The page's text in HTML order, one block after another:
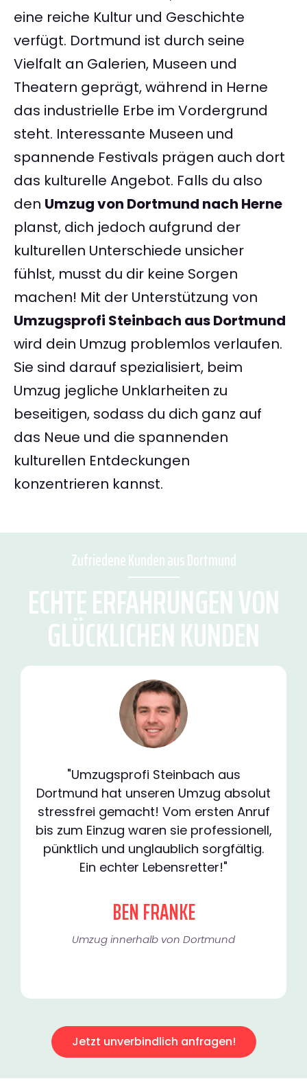
eine reiche Kultur und Geschichte
verfügt. Dortmund ist durch seine
Vielfalt an Galerien, Museen und
Theatern geprägt, während in Herne
das industrielle Erbe im Vordergrund
steht. Interessante Museen und
spannende Festivals prägen auch dort
das kulturelle Angebot. Falls du also
den Umzug von Dortmund nach Herne
planst, dich jedoch aufgrund der
kulturellen Unterschiede unsicher
fühlst, musst du dir keine Sorgen
machen! Mit der Unterstützung von
Umzugsprofi Steinbach aus Dortmund
wird dein Umzug problemlos verlaufen.
Sie sind darauf spezialisiert, beim
Umzug jegliche Unklarheiten zu
beseitigen, sodass du dich ganz auf
das Neue und die spannenden
kulturellen Entdeckungen
konzentrieren kannst.
Zufriedene Kunden aus Dortmund
ECHTE ERFAHRUNGEN VON
GLÜCKLICHEN KUNDEN
"Umzugsprofi Steinbach aus
Dortmund hat unseren Umzug absolut
stressfrei gemacht! Vom ersten Anruf
bis zum Einzug waren sie professionell,
pünktlich und unglaublich sorgfältig.
Ein echter Lebensretter!"
BEN FRANKE
Umzug innerhalb von Dortmund​
Jetzt unverbindlich anfragen!